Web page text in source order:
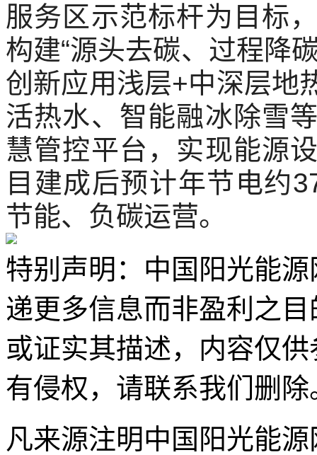
服务区示范标杆为目标
构建“源头去碳、过程降
创新应用浅层+中深层地
活热水、智能融冰除雪
慧管控平台，实现能源
目建成后预计年节电约
节能、负碳运营。
特别声明：中国阳光能
递更多信息而非盈利之
或证实其描述，内容仅
有侵权，请联系我们删除
凡来源注明中国阳光能